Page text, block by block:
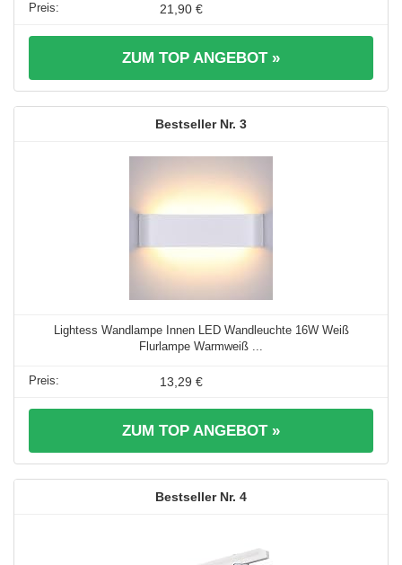
21,90 €
ZUM TOP ANGEBOT »
3
Lightess Wandlampe Innen LED Wandleuchte 16W Weiß
Flurlampe Warmweiß ...
13,29 €
ZUM TOP ANGEBOT »
4